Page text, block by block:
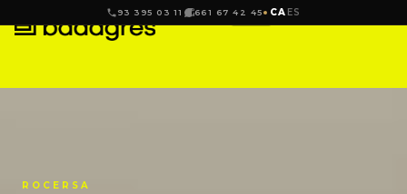
93 395 03 11 661 67 42 45 CA ES
ROCERSA